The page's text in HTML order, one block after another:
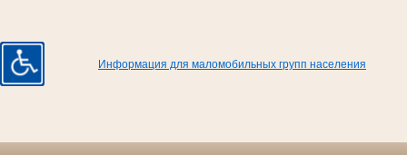
Информация для маломобильных групп населения